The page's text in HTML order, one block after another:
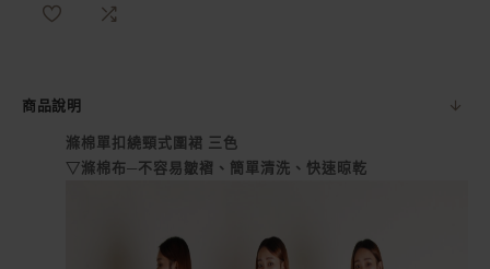
商品說明
滌棉單扣繞頸式圍裙 三色
▽滌棉布─不容易皺褶、簡單清洗、快速晾乾